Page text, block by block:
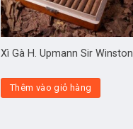
Xì Gà H. Upmann Sir Winston
Thêm vào giỏ hàng